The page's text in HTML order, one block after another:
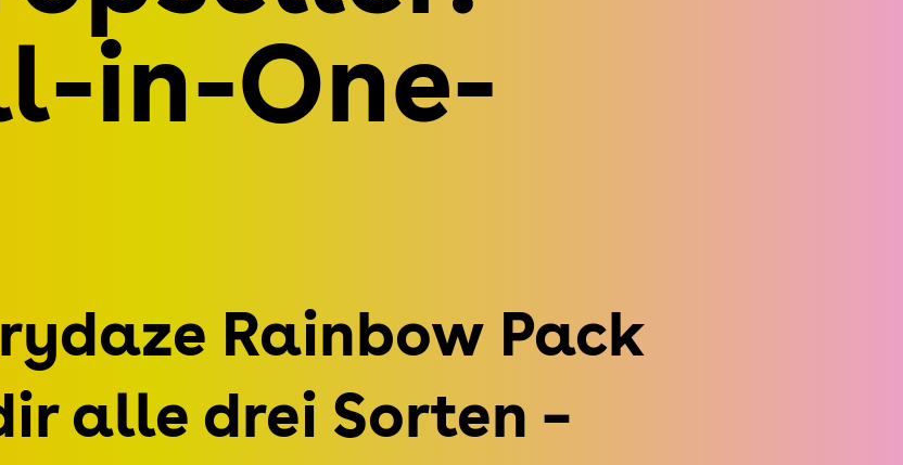
in-One-
Rainbow Pack
alle drei Sorten –